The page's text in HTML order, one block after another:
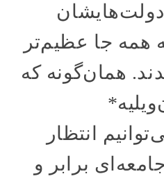
دولت‌هایشان
همه جا عظیم‌تر
همان‌گونه که
انتظار
برابر و